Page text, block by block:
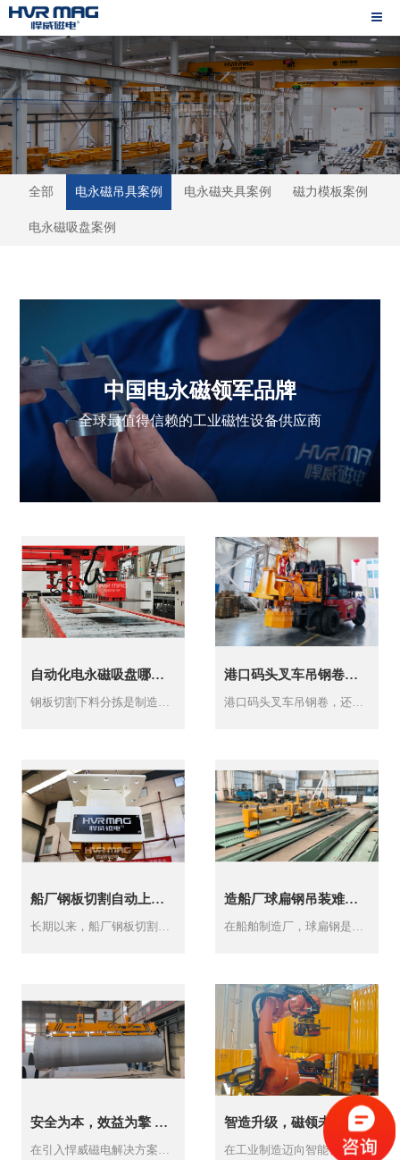
全部 电永磁吊具案例 电永磁夹具案例 磁力模板案例
电永磁吸盘案例
中国电永磁领军品牌
全球最值得信赖的工业磁性设备供应商
自动化电永磁吸盘哪家好悍威磁电赋能钢板切割自动上下料分拣
钢板切割下料分拣是制造业生产线核心环节，直接决定产能与成本，传统人工上下料模式存在效率低、人工成本高、安全隐患突出等痛点，难以适配规模化、柔性化生产需求。悍...
港口码头叉车吊钢卷告别传统电磁吊悍威充电式电永磁吊具让安全风险清零
港口码头叉车吊钢卷，还在依赖钢卷电磁吊具？安全隐患缠身早已跟不上码头高强度作业需求！悍威磁电充电式电永磁吊具，专为港口码头钢卷装卸场景量身打造，精准解决传统钢卷...
船厂钢板切割自动上下料悍威电永磁端拾器破解船舶制造效率与安全难题 造船厂球扁钢吊装难？ 2套悍威电永磁吊具方案让你提效不踩坑
安全为本，效益为擎 —— 悍威磁电电永磁解决方案为安钢永通铸管转运筑牢安全、节能双基石
在引入悍威磁电解决方案前，安钢永通在球墨铸管养生环节的转运工序，采用的是行业内常见的电磁铁吊运方案。该工序具体场景为：完成水泥内衬蒸汽养生的球墨铸管（规格DN9...
智造升级，磁领未来 —— 株洲悍威磁电助力安徽合力叉车实现钢板搬运的智能化飞跃
在工业制造迈向智能化、柔性化的今天，生产线上每一个环节的效能提升与安全保障，都直接关系到企业的核心竞争力与可持续发展。作为国内叉车制造业的领军企业，安徽合力叉车...